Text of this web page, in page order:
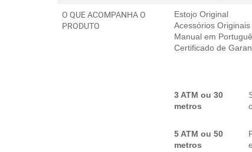
O QUE ACOMPANHA O
PRODUTO
Estojo Original
Acessórios
Manual em
Certificado de
3 ATM ou 30
metros
5 ATM ou 50
metros